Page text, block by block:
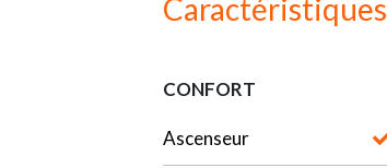
Caractéristiques
CONFORT
Ascenseur